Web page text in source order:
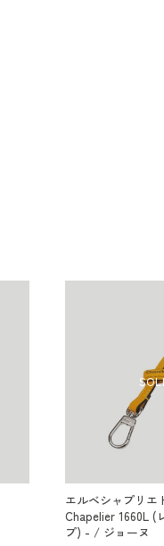
エルベシャプリエ
Chapelier 1660L (
プ) - / ジョーヌ